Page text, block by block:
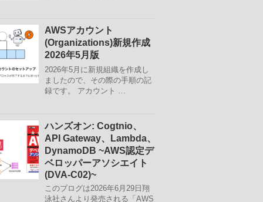
AWSアカウント
(Organizations)新規作成
2026年5月版
2026年5月に新規組織を作成し
ましたので、その際の手順の記
録です。 アカウント …
ハンズオン: Cogtnio、
API Gateway、Lambda、
DynamoDB ~AWS認定デ
ベロッパーアソシエイト
(DVA-C02)~
このブログは2026年6月29日翔
泳社さんより発売される「AWS